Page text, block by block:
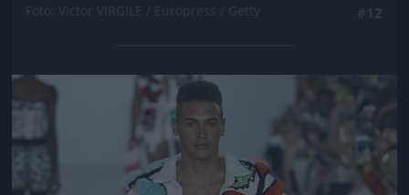
Jön még kép!